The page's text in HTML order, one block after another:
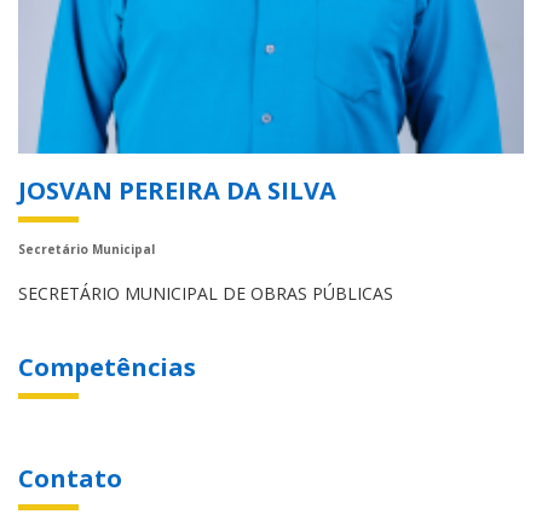
JOSVAN PEREIRA DA SILVA
Secretário Municipal
SECRETÁRIO MUNICIPAL DE OBRAS PÚBLICAS
Competências
Contato